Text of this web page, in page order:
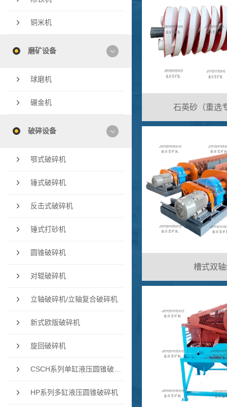
铜米机
磨矿设备
球磨机
碾金机
破碎设备
鄂式破碎机
锤式破碎机
反击式破碎机
锤式打砂机
圆锥破碎机
对辊破碎机
立轴破碎机/立轴复合破碎机
新式欧版破碎机
旋回破碎机
HP系列多缸液压圆锥破碎机
石英砂（重选
槽式双